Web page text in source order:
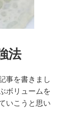
法
事を書きまし
ボリュームを
いこうと思い